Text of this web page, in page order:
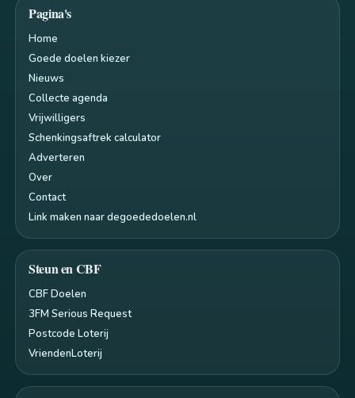
Pagina's
Home
Goede doelen kiezer
Nieuws
Collecte agenda
Vrijwilligers
Schenkingsaftrek calculator
Adverteren
Over
Contact
Link maken naar degoededoelen.nl
Steun en CBF
CBF Doelen
3FM Serious Request
Postcode Loterij
VriendenLoterij